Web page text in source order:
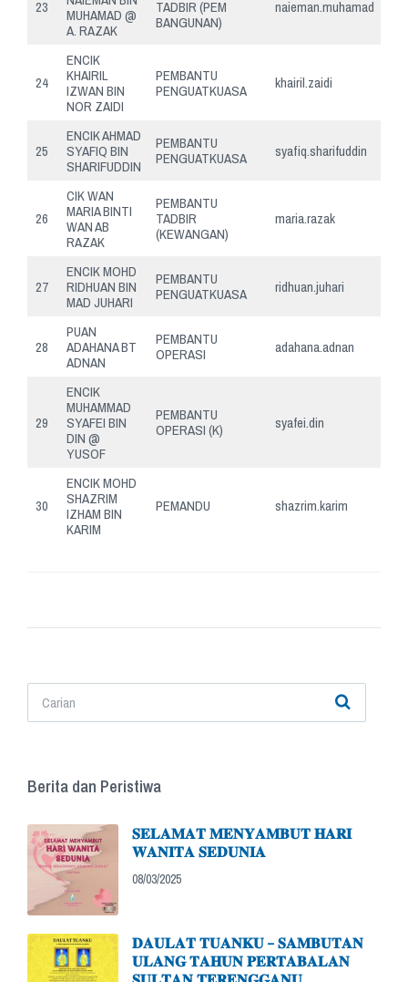
23
MUHAMAD @
A. RAZAK
TADBIR (PEM
BANGUNAN)
naieman.muhamad
24
ENCIK
KHAIRIL
IZWAN BIN
NOR ZAIDI
PEMBANTU
PENGUATKUASA
khairil.zaidi
25
ENCIK AHMAD
SYAFIQ BIN
SHARIFUDDIN
PEMBANTU
PENGUATKUASA
syafiq.sharifuddin
26
CIK WAN
MARIA BINTI
WAN AB
RAZAK
PEMBANTU
TADBIR
(KEWANGAN)
maria.razak
27
ENCIK MOHD
RIDHUAN BIN
MAD JUHARI
PEMBANTU
PENGUATKUASA
ridhuan.juhari
28
PUAN
ADAHANA BT
ADNAN
PEMBANTU
OPERASI
adahana.adnan
29
ENCIK
MUHAMMAD
SYAFEI BIN
DIN @
YUSOF
PEMBANTU
OPERASI (K)
syafei.din
30
ENCIK MOHD
SHAZRIM
IZHAM BIN
KARIM
PEMANDU shazrim.karim
Berita dan Peristiwa
𝐒𝐄𝐋𝐀𝐌𝐀𝐓 𝐌𝐄𝐍𝐘𝐀𝐌𝐁𝐔𝐓 𝐇𝐀𝐑𝐈
𝐖𝐀𝐍𝐈𝐓𝐀 𝐒𝐄𝐃𝐔𝐍𝐈𝐀
08/03/2025
𝐃𝐀𝐔𝐋𝐀𝐓 𝐓𝐔𝐀𝐍𝐊𝐔 – 𝐒𝐀𝐌𝐁𝐔𝐓𝐀𝐍
𝐔𝐋𝐀𝐍𝐆 𝐓𝐀𝐇𝐔𝐍 𝐏𝐄𝐑𝐓𝐀𝐁𝐀𝐋𝐀𝐍